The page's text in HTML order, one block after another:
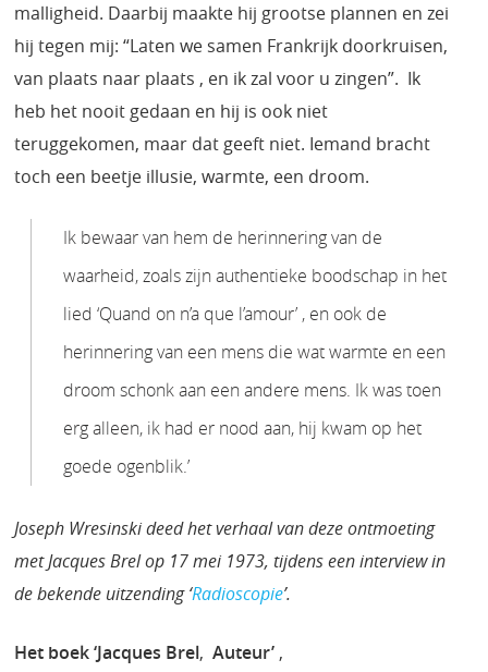
malligheid. Daarbij maakte hij grootse plannen en zei
hij tegen mij: “Laten we samen Frankrijk doorkruisen,
van plaats naar plaats , en ik zal voor u zingen”. Ik
heb het nooit gedaan en hij is ook niet
teruggekomen, maar dat geeft niet. Iemand bracht
toch een beetje illusie, warmte, een droom.
Ik bewaar van hem de herinnering van de
waarheid, zoals zijn authentieke boodschap in het
lied ‘Quand on n’a que l’amour’ , en ook de
herinnering van een mens die wat warmte en een
droom schonk aan een andere mens. Ik was toen
erg alleen, ik had er nood aan, hij kwam op het
goede ogenblik.’
Joseph Wresinski deed het verhaal van deze ontmoeting
met Jacques Brel op 17 mei 1973, tijdens een interview in
de bekende uitzending ‘Radioscopie’.
Het boek ‘Jacques Brel,Auteur’ ,